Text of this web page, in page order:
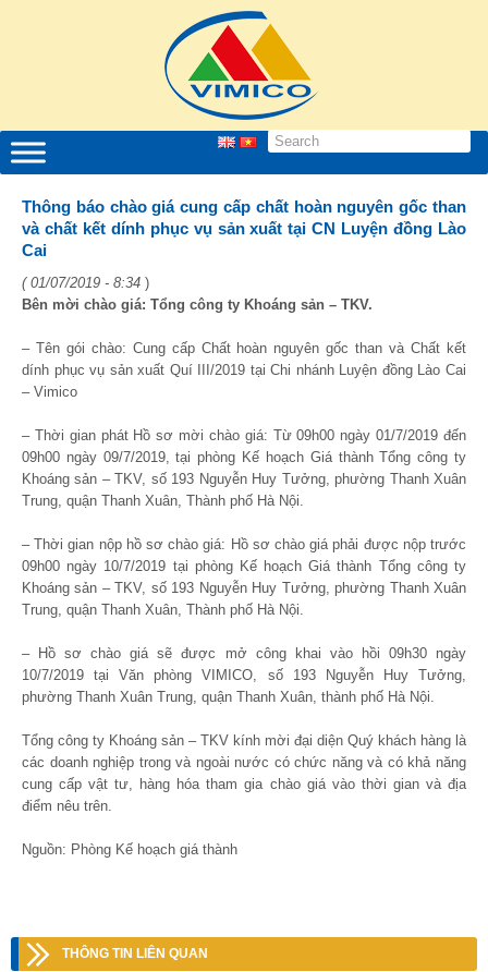
Thông báo chào giá cung cấp chất hoàn nguyên gốc than
và chất kết dính phục vụ sản xuất tại CN Luyện đồng Lào
Cai
( 01/07/2019 - 8:34 )
Bên mời chào giá: Tổng công ty Khoáng sản – TKV.
– Tên gói chào: Cung cấp Chất hoàn nguyên gốc than và Chất kết
dính phục vụ sản xuất Quí III/2019 tại Chi nhánh Luyện đồng Lào Cai
– Vimico
– Thời gian phát Hồ sơ mời chào giá: Từ 09h00 ngày 01/7/2019 đến
09h00 ngày 09/7/2019, tại phòng Kế hoạch Giá thành Tổng công ty
Khoáng sản – TKV, số 193 Nguyễn Huy Tưởng, phường Thanh Xuân
Trung, quận Thanh Xuân, Thành phố Hà Nội.
– Thời gian nộp hồ sơ chào giá: Hồ sơ chào giá phải được nộp trước
09h00 ngày 10/7/2019 tại phòng Kế hoạch Giá thành Tổng công ty
Khoáng sản – TKV, số 193 Nguyễn Huy Tưởng, phường Thanh Xuân
Trung, quận Thanh Xuân, Thành phố Hà Nội.
– Hồ sơ chào giá sẽ được mở công khai vào hồi 09h30 ngày
10/7/2019 tại Văn phòng VIMICO, số 193 Nguyễn Huy Tưởng,
phường Thanh Xuân Trung, quận Thanh Xuân, thành phố Hà Nội.
Tổng công ty Khoáng sản – TKV kính mời đại diện Quý khách hàng là
các doanh nghiệp trong và ngoài nước có chức năng và có khả năng
cung cấp vật tư, hàng hóa tham gia chào giá vào thời gian và địa
điểm nêu trên.
Nguồn: Phòng Kế hoạch giá thành
THÔNG TIN LIÊN QUAN